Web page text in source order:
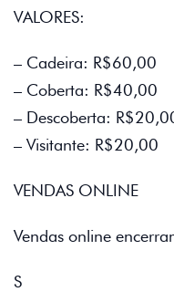
VALORES:
– Cadeira: R$60,00
– Coberta: R$40,00
– Descoberta:
– Visitante: R$20,00
VENDAS ONLINE
Vendas online
S